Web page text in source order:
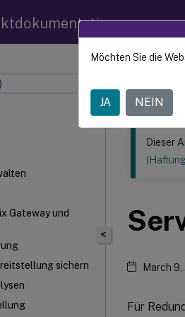
Gateway und
sichern
Dieser Inhalt
<
Dieser
March
Für
Möchten Sie die
JA NEIN